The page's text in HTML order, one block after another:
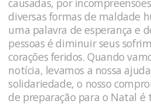
causadas, por
diversas formas de maldade
uma palavra de esperança e
pessoas é diminuir seus
corações feridos. Quando
notícia, levamos a nossa
solidariedade, o nosso
de preparação para o Natal é